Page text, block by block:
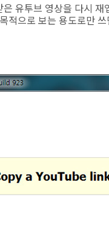
유투브 영상을 다시
적으로 보는 용도로만